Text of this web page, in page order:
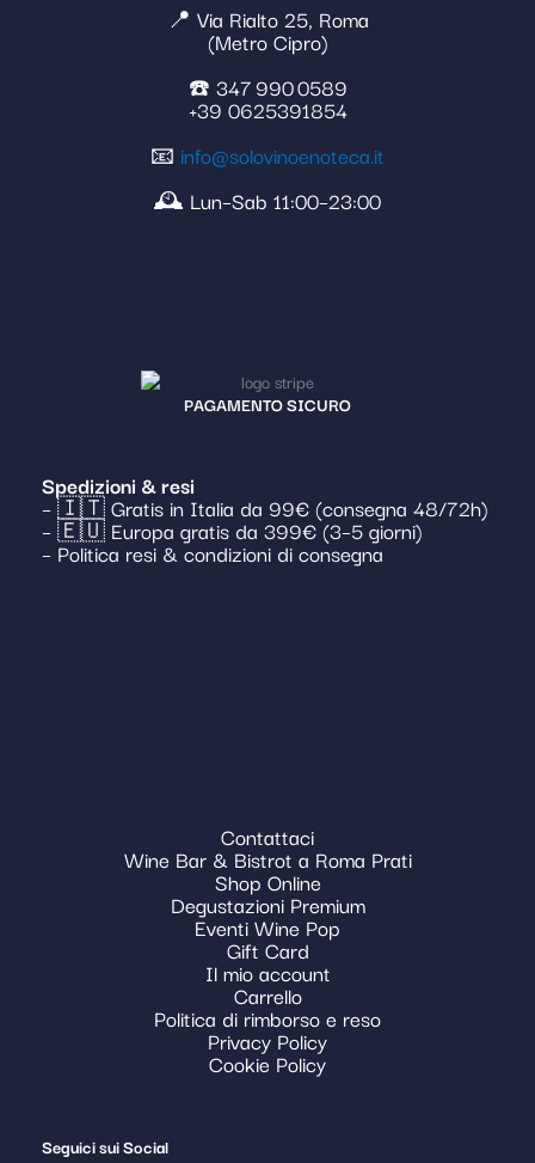
📍 Via Rialto 25, Roma
(Metro Cipro)
☎️ 347 990 0589
+39 0625391854
📧 info@solovinoenoteca.it
🕰️ Lun–Sab 11:00–23:00
PAGAMENTO SICURO
Spedizioni & resi
– 🇮🇹 Gratis in Italia da 99€ (consegna 48/72h)
– 🇪🇺 Europa gratis da 399€ (3–5 giorni)
– Politica resi & condizioni di consegna
Contattaci
Wine Bar & Bistrot a Roma Prati
Shop Online
Degustazioni Premium
Eventi Wine Pop
Gift Card
Il mio account
Carrello
Politica di rimborso e reso
Privacy Policy
Cookie Policy
Seguici sui Social